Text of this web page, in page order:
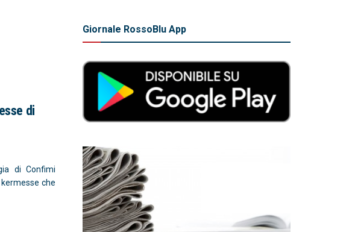
di
di Confimi
che
Giornale RossoBlu App